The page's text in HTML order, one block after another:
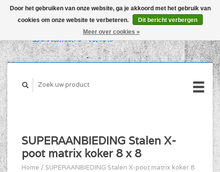
WINKELWAGEN (€0,00)
SUPERAANBIEDING Stalen X-
poot matrix koker 8 x 8
Home / SUPERAANBIEDING Stalen X-poot matrix koker 8
Door het gebruiken van onze website, ga je akkoord met het gebruik van
cookies om onze website te verbeteren.
Dit bericht verbergen
Meer over cookies »